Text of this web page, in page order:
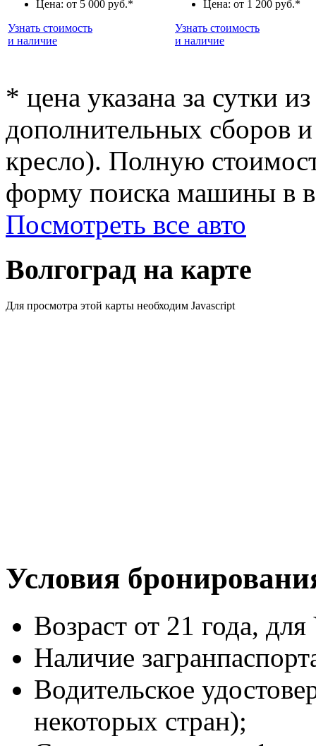
Цена: от 5 000 руб.*
Узнать стоимость
и наличие
Цена: от 1 200 руб.*
Узнать стоимость
и наличие
* цена указана за сутки
дополнительных сборов
кресло). Полную
форму поиска машины в
Посмотреть все авто
Волгоград на карте
Для просмотра этой карты необходим Javascript
Условия
Возраст от 21 года,
Наличие
Водительское
некоторых стран);